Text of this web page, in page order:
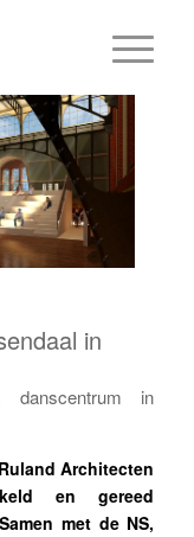
in
danscentrum in
Architecten
en gereed
met de NS,